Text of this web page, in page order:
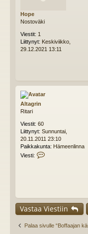
Hope
Nostoväki
Viestit: 1
Liittynyt: Keskiviikko,
29.12.2021 13:11
Altagrin
Ritari
Viestit: 60
Liittynyt: Sunnuntai,
20.11.2011 23:10
Paikkakunta: Hämeenlinna
Viesti:
A
l
t
g
Vastaa Viestiin
Palaa sivulle “Boffaajan